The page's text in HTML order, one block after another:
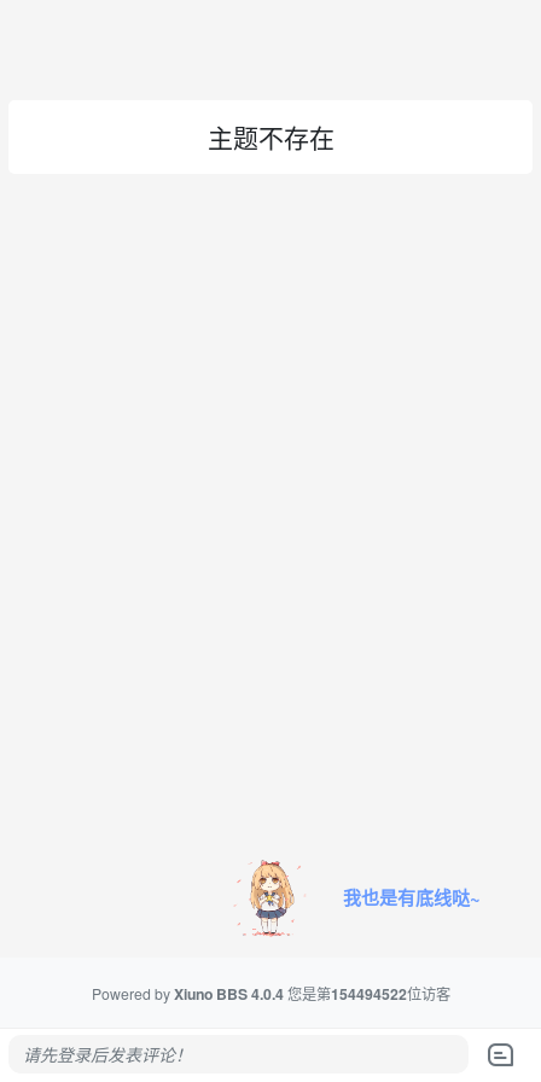
主题不存在
我也是有底线哒~
Powered byXiuno BBS4.0.4 您是第154494522位访客
请先登录后发表评论！